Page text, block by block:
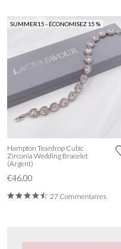
SUMMER15 - ÉCONOMISEZ 15 %
Hampton Teardrop Cubic
Zirconia Wedding Bracelet
(Argent)
€46.00
27 Commentaires